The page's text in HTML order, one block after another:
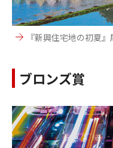
『新興住宅地の初夏
ブロンズ賞